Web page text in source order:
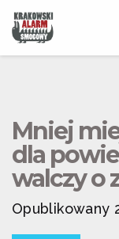
Mniej
dla
walczy o
Opublikowany